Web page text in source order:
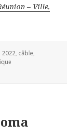
– Ville,
Mots-
clés
2022, câble,